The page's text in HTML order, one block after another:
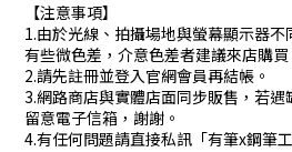
【注意事項】
1.由於光線、拍攝場地與螢幕顯示器
有些微色差，介意色差者建議來店購買
2.請先註冊並登入官網會員再結帳。
3.網路商店與實體店面同步販售，若
留意電子信箱，謝謝。
4.有任何問題請直接私訊「有筆x鋼筆